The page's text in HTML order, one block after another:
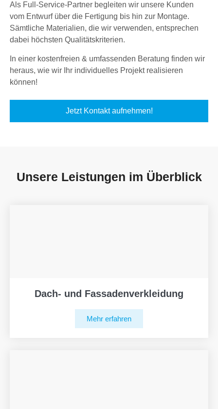
Als Full-Service-Partner begleiten wir unsere Kunden
vom Entwurf über die Fertigung bis hin zur Montage.
Sämtliche Materialien, die wir verwenden, entsprechen
dabei höchsten Qualitätskriterien.
In einer kostenfreien & umfassenden Beratung finden wir
heraus, wie wir Ihr individuelles Projekt realisieren
können!
Jetzt Kontakt aufnehmen!
Unsere Leistungen im Überblick
Dach- und Fassadenverkleidung
Mehr erfahren